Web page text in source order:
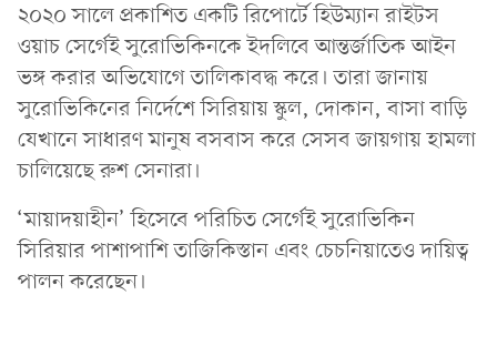
২০২০ সালে প্রকাশিত একটি রিপোর্টে হিউম্যান রাইটস
ওয়াচ সের্গেই সুরোভিকিনকে ইদলিবে আন্তর্জাতিক আইন
ভঙ্গ করার অভিযোগে তালিকাবদ্ধ করে। তারা জানায়
সুরোভিকিনের নির্দেশে সিরিয়ায় স্কুল, দোকান, বাসা বাড়ি
যেখানে সাধারণ মানুষ বসবাস করে সেসব জায়গায় হামলা
চালিয়েছে রুশ সেনারা।
‘মায়াদয়াহীন’ হিসেবে পরিচিত সের্গেই সুরোভিকিন
সিরিয়ার পাশাপাশি তাজিকিস্তান এবং চেচনিয়াতেও দায়িত্ব
পালন করেছেন।